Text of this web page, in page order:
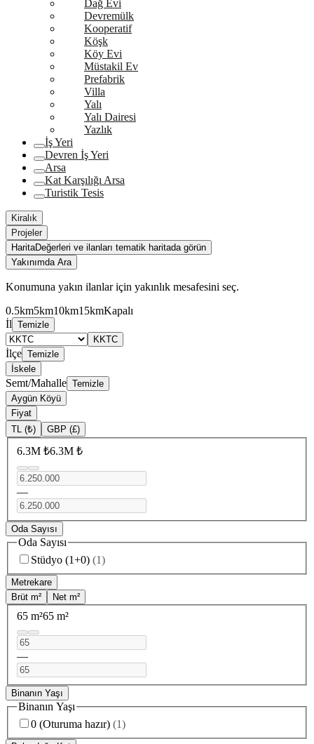
Dağ Evi
Devremülk
Kooperatif
Köşk
Köy Evi
Müstakil Ev
Prefabrik
Villa
Yalı
Yalı Dairesi
Yazlık
İş Yeri
Devren İş Yeri
Arsa
Kat Karşılığı Arsa
Turistik Tesis
Kiralık
Projeler
HaritaDeğerleri ve ilanları tematik haritada görün
Yakınımda Ara
Konumuna yakın ilanlar için yakınlık mesafesini seç.
0.5km5km10km15kmKapalı
İl Temizle
KKTC
İlçe Temizle
İskele
Semt/Mahalle Temizle
Aygün Köyü
Fiyat
TL (₺)
GBP (£)
6.3M ₺6.3M ₺
—
Oda Sayısı
Oda Sayısı
Stüdyo (1+0) (1)
Metrekare
Brüt m²
Net m²
65 m²65 m²
—
Binanın Yaşı
Binanın Yaşı
0 (Oturuma hazır) (1)